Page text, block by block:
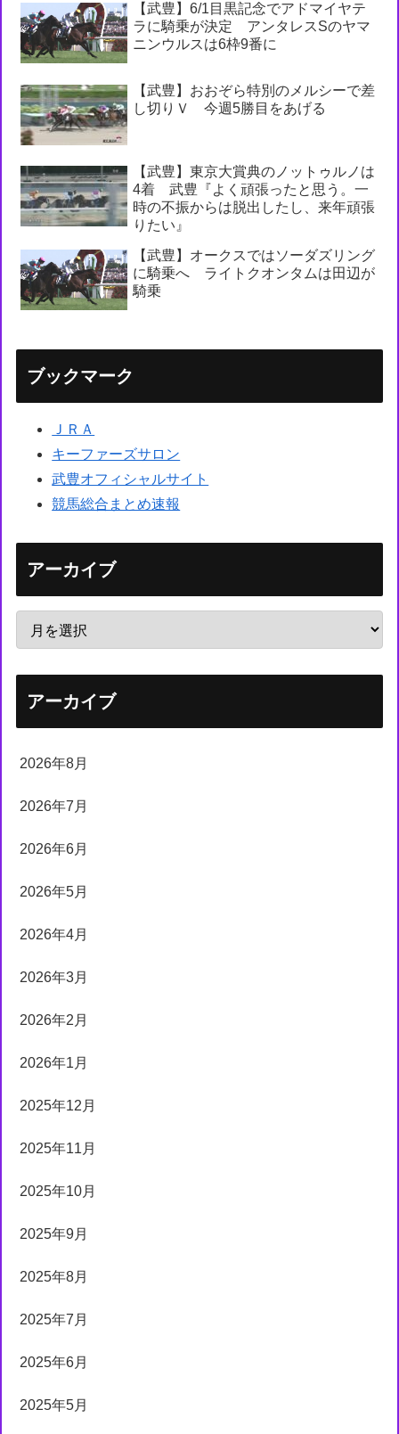
【武豊】6/1目黒記念でアドマイヤテ
ラに騎乗が決定 アンタレスSのヤマ
ニンウルスは6枠9番に
【武豊】おおぞら特別のメルシーで差
し切りＶ 今週5勝目をあげる
【武豊】東京大賞典のノットゥルノは
4着 武豊『よく頑張ったと思う。一
時の不振からは脱出したし、来年頑張
りたい』
【武豊】オークスではソーダズリング
に騎乗へ ライトクオンタムは田辺が
騎乗
ブックマーク
ＪＲＡ
キーファーズサロン
武豊オフィシャルサイト
競馬総合まとめ速報
アーカイブ
アーカイブ
2026年8月
2026年7月
2026年6月
2026年5月
2026年4月
2026年3月
2026年2月
2026年1月
2025年12月
2025年11月
2025年10月
2025年9月
2025年8月
2025年7月
2025年6月
2025年5月